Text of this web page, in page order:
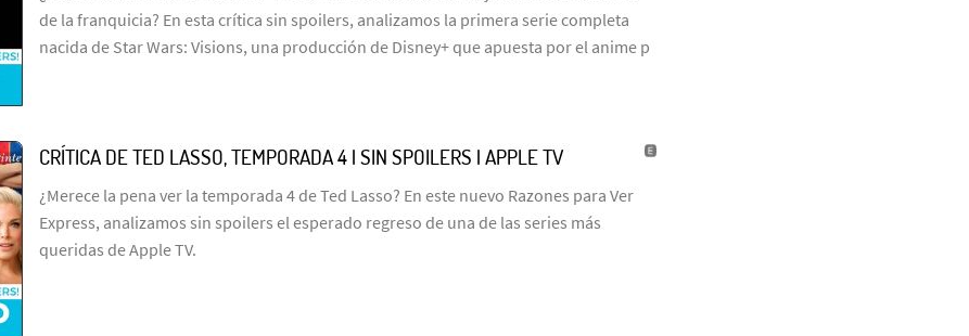
de la franquicia? En esta crítica sin spoilers, analizamos la primera serie completa
nacida de Star Wars: Visions, una producción de Disney+ que apuesta por el anime p
CRÍTICA DE TED LASSO, TEMPORADA 4 | SIN SPOILERS | APPLE TV
¿Merece la pena ver la temporada 4 de Ted Lasso? En este nuevo Razones para Ver
Express, analizamos sin spoilers el esperado regreso de una de las series más
queridas de Apple TV.